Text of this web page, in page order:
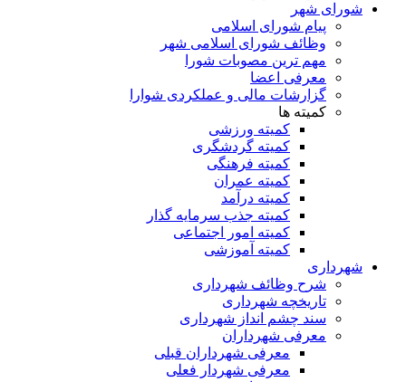
شورای شهر
پیام شورای اسلامی
وظائف شورای اسلامی شهر
مهم ترین مصوبات شورا
معرفی اعضا
گزارشات مالی و عملکردی شوارا
کمیته ها
کمیته ورزشی
کمیته گردشگری
کمیته فرهنگی
کمیته عمران
کمیته درآمد
کمیته جذب سرمایه گذار
کمیته امور اجتماعی
کمیته آموزشی
شهرداری
شرح وظائف شهرداری
تاریخچه شهرداری
سند چشم انداز شهرداری
معرفی شهرداران
معرفی شهرداران قبلی
معرفی شهردار فعلی